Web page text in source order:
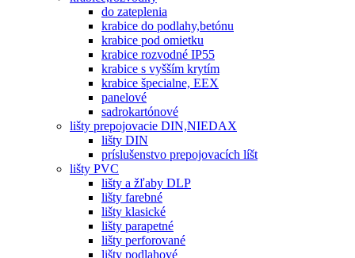
do zateplenia
krabice do podlahy,betónu
krabice pod omietku
krabice rozvodné IP55
krabice s vyšším krytím
krabice špecialne, EEX
panelové
sadrokartónové
lišty prepojovacie DIN,NIEDAX
lišty DIN
príslušenstvo prepojovacích líšt
lišty PVC
lišty a žľaby DLP
lišty farebné
lišty klasické
lišty parapetné
lišty perforované
lišty podlahové